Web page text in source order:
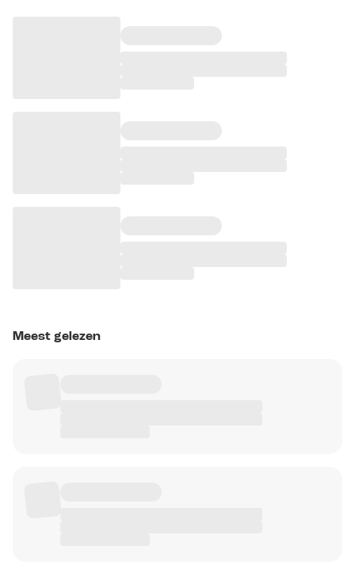
Meest gelezen